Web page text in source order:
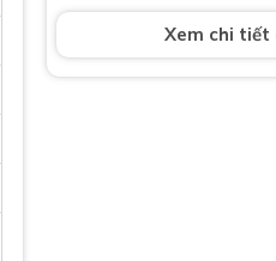
Vòi lavabo Không
Bộ xả Không
Xem chi tiết